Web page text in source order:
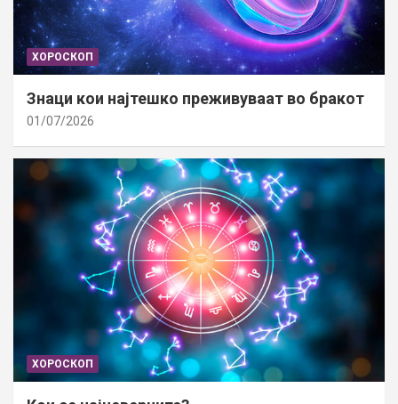
ХОРОСКОП
Знаци кои најтешко преживуваат во бракот
01/07/2026
ХОРОСКОП